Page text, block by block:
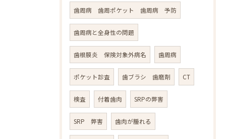
歯周病 歯周ポケット 歯周病 予防
歯周病と全身性の問題
歯根膜炎 保険対象外病名 歯周病
ポケット診査 歯ブラシ 歯磨剤 CT
検査 付着歯肉 SRPの弊害
SRP 弊害 歯肉が腫れる